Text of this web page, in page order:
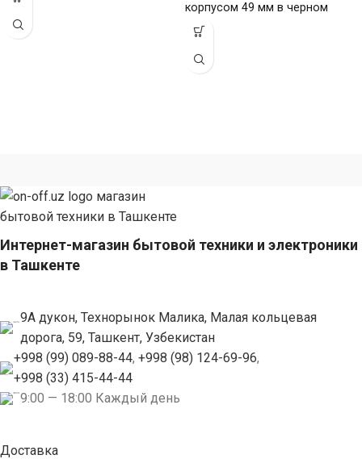
корпусом 49 мм в черном
цвете и ремешком
Интернет-магазин бытовой техники и электроники
в Ташкенте
9А дукон, Технорынок Малика, Малая кольцевая
дорога, 59, Ташкент, Узбекистан
+998 (99) 089-88-44, +998 (98) 124-69-96,
+998 (33) 415-44-44
9:00 — 18:00 Каждый день
Доставка